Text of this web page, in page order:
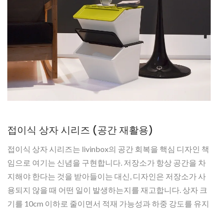
접이식 상자 시리즈 (공간 재활용)
접이식 상자 시리즈는 livinbox의 공간 회복을 핵심 디자인 책
임으로 여기는 신념을 구현합니다. 저장소가 항상 공간을 차
지해야 한다는 것을 받아들이는 대신, 디자인은 저장소가 사
용되지 않을 때 어떤 일이 발생하는지를 재고합니다. 상자 크
기를 10cm 이하로 줄이면서 적재 가능성과 하중 강도를 유지